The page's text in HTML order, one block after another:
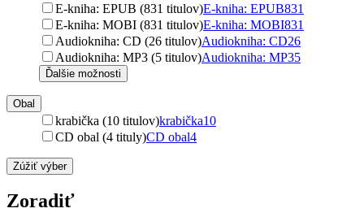
E-kniha: EPUB (831 titulov)E-kniha: EPUB831
E-kniha: MOBI (831 titulov)E-kniha: MOBI831
Audiokniha: CD (26 titulov)Audiokniha: CD26
Audiokniha: MP3 (5 titulov)Audiokniha: MP35
Ďalšie možnosti
Obal
krabička (10 titulov)krabička10
CD obal (4 tituly)CD obal4
Zúžiť výber
Zoradiť